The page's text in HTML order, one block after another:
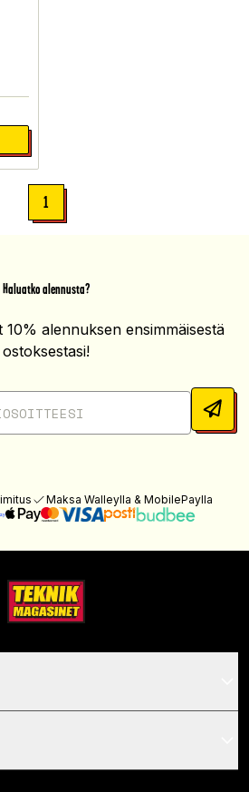
1
Haluatko alennusta?
10% alennuksen ensimmäisestä
ostoksestasi!
Maksa Walleylla & MobilePaylla